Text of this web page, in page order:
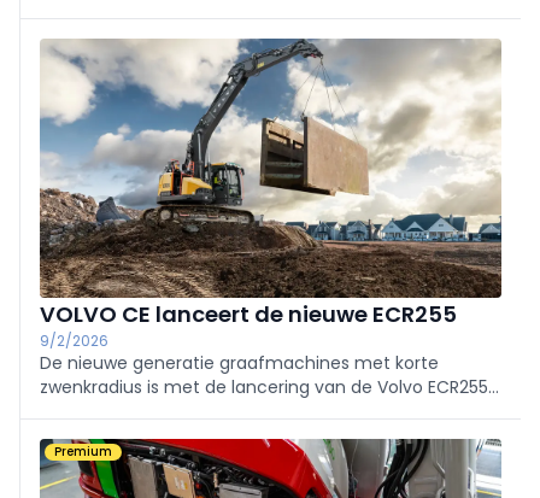
deze forever chemicals.
VOLVO CE lanceert de nieuwe ECR255
9/2/2026
De nieuwe generatie graafmachines met korte
zwenkradius is met de lancering van de Volvo ECR255
voor klanten die werken in krappe en veeleisende
omgevingen, zoals stedelijke werven, infrastructuur-
en nutswerken.
Premium